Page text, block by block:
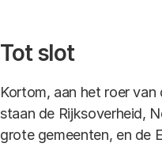
Tot slot
Kortom, aan het roer
staan de Rijksoverheid,
grote gemeenten, en de